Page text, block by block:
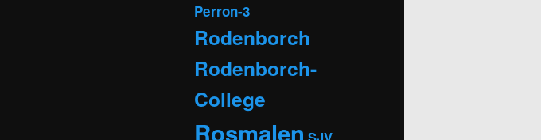
Perron-3
Rodenborch
Rodenborch-
College
Rosmalen